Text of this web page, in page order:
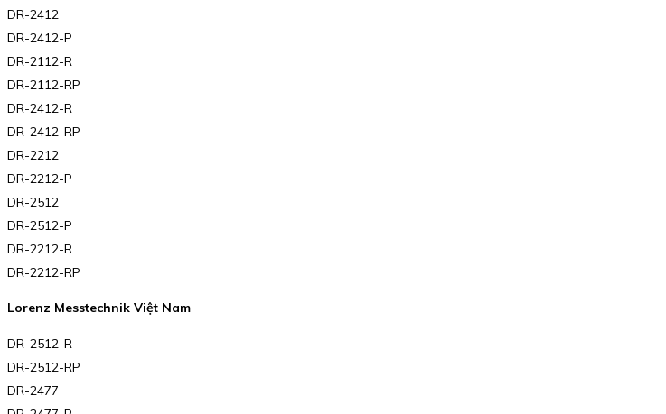
DR-2412
DR-2412-P
DR-2112-R
DR-2112-RP
DR-2412-R
DR-2412-RP
DR-2212
DR-2212-P
DR-2512
DR-2512-P
DR-2212-R
DR-2212-RP
Lorenz Messtechnik Việt Nam
DR-2512-R
DR-2512-RP
DR-2477